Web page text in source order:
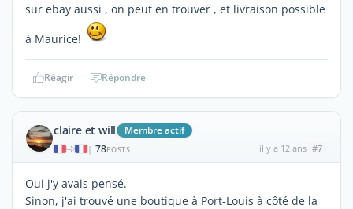
sur ebay aussi , on peut en trouver , et livraison possible
à Maurice!
Réagir Répondre
claire et will Membre actif
| 78POSTS il y a 12 ans #7
Oui j'y avais pensé.
Sinon, j'ai trouvé une boutique à Port-Louis à côté de la